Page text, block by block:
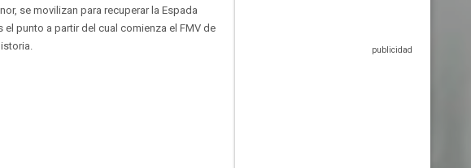
se movilizan para recuperar la Espada
punto a partir del cual comienza el FMV de